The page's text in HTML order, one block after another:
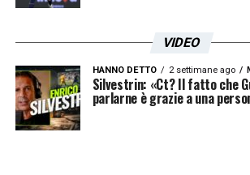
VIDEO
HANNO DETTO 2 settimane ago
Silvestrin: «Ct? Il fatto che
parlarne è grazie a una